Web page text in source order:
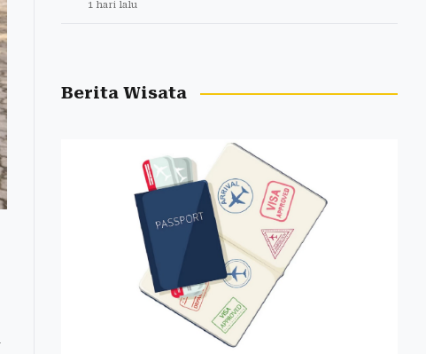
1 hari lalu
Berita Wisata